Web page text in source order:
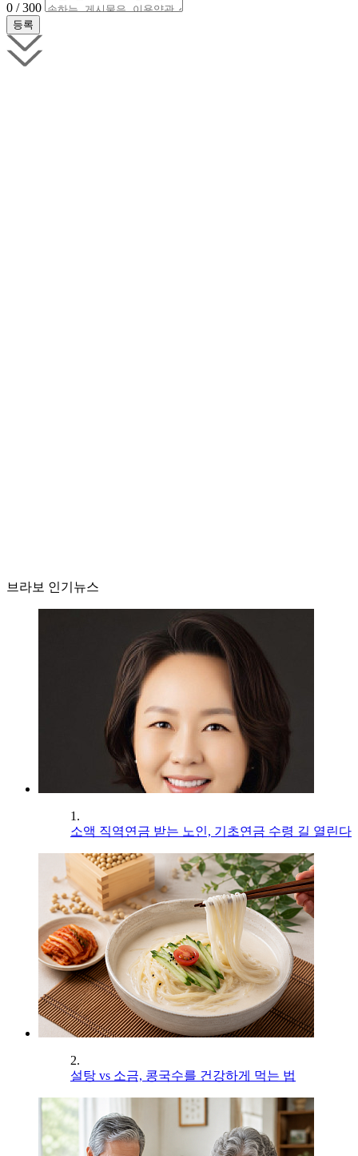
0 / 300
브라보 인기뉴스
1.
소액 직역연금 받는 노인, 기초연금 수령 길 열린다
2.
설탕 vs 소금, 콩국수를 건강하게 먹는 법